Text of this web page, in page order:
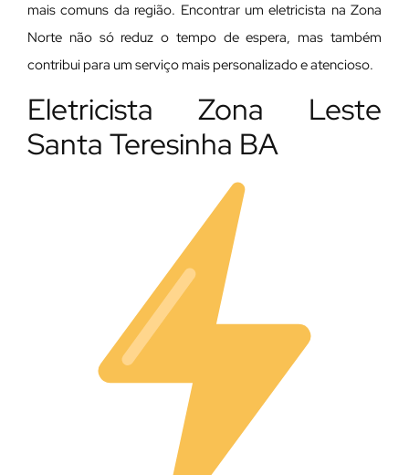
mais comuns da região. Encontrar um eletricista na Zona
Norte não só reduz o tempo de espera, mas também
contribui para um serviço mais personalizado e atencioso.
Eletricista Zona Leste
Santa Teresinha BA